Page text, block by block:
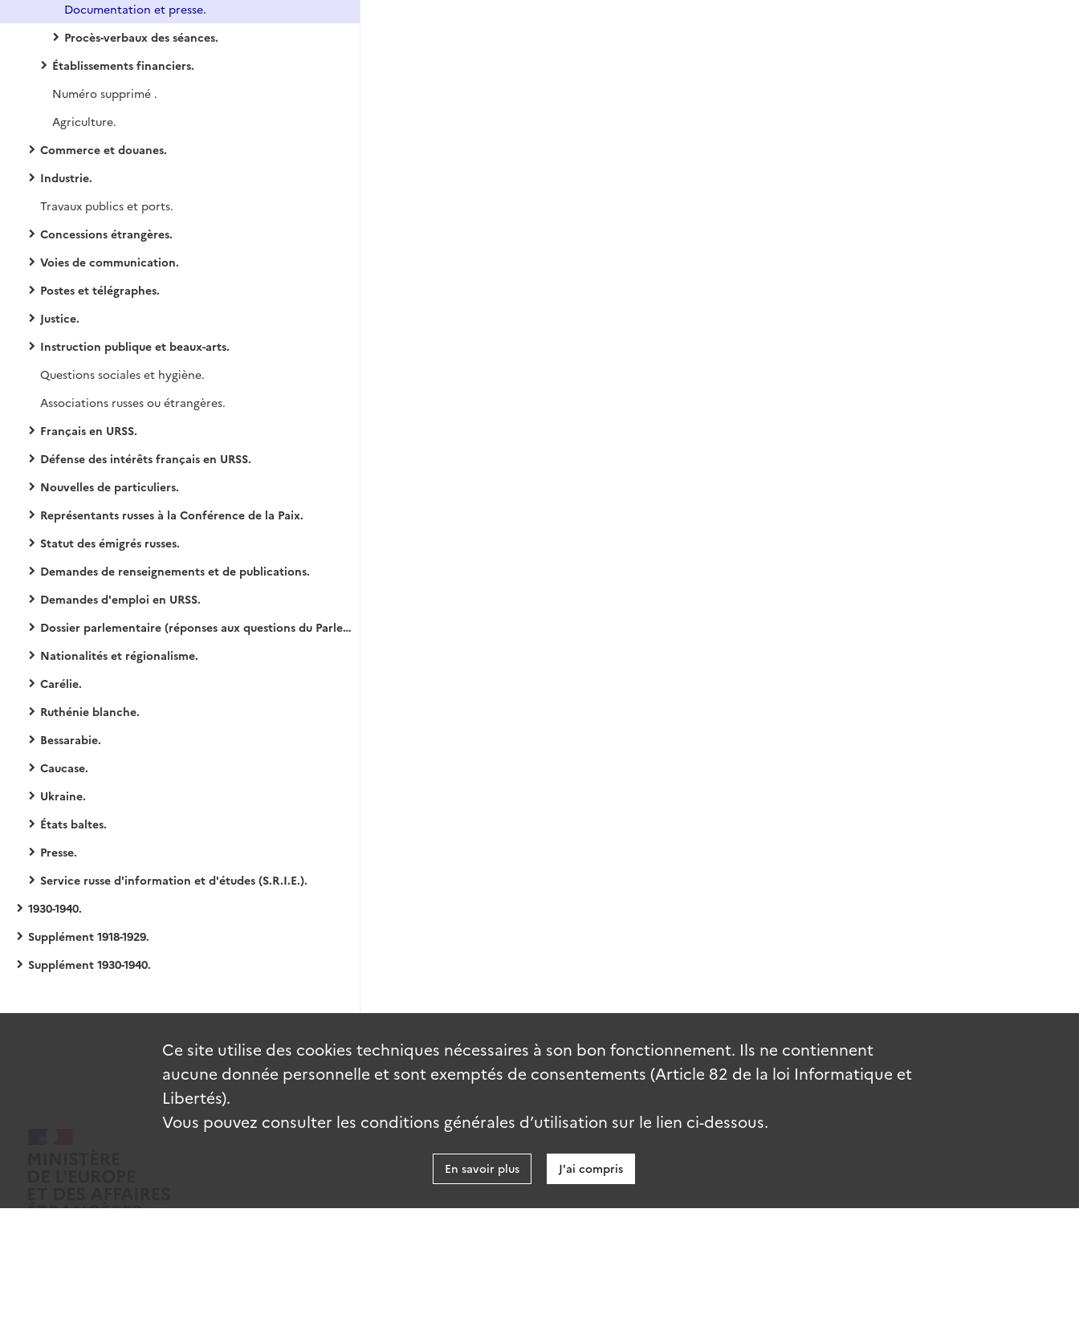
Documentation et presse.
Procès-verbaux des séances.
Établissements financiers.
Numéro supprimé .
Agriculture.
Commerce et douanes.
Industrie.
Travaux publics et ports.
Concessions étrangères.
Voies de communication.
Postes et télégraphes.
Justice.
Instruction publique et beaux-arts.
Questions sociales et hygiène.
Associations russes ou étrangères.
Français en URSS.
Défense des intérêts français en URSS.
Nouvelles de particuliers.
Représentants russes à la Conférence de la Paix.
Statut des émigrés russes.
Demandes de renseignements et de publications.
Demandes d'emploi en URSS.
Dossier parlementaire (réponses aux questions du Parlement).
Nationalités et régionalisme.
Carélie.
Ruthénie blanche.
Bessarabie.
Caucase.
Ukraine.
États baltes.
Presse.
Service russe d'information et d'études (S.R.I.E.).
1930-1940.
Supplément 1918-1929.
Supplément 1930-1940.
Ce site utilise des cookies techniques nécessaires à son bon fonctionnement. Ils ne contiennent
aucune donnée personnelle et sont exemptés de consentements (Article 82 de la loi Informatique et
Libertés).
Vous pouvez consulter les conditions générales d’utilisation sur le lien ci-dessous.
En savoir plus J'ai compris